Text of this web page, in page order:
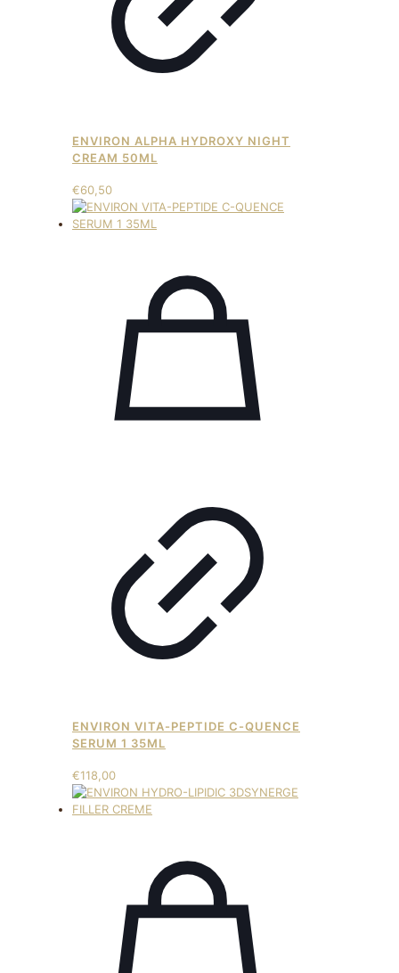
ENVIRON ALPHA HYDROXY NIGHT
CREAM 50ML
€60,50
ENVIRON VITA-PEPTIDE C-QUENCE
SERUM 1 35ML
€118,00